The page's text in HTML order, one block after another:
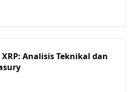
Analisis Teknikal dan